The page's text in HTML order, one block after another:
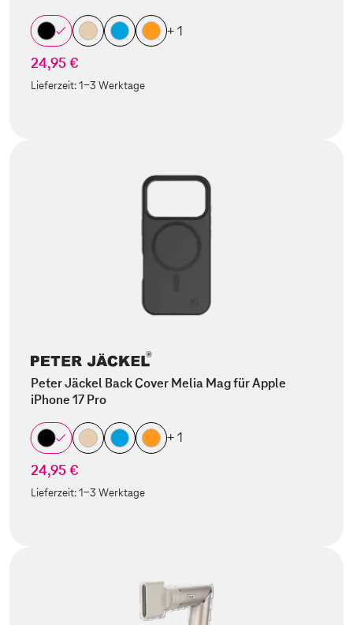
+ 1
24,95 €
Lieferzeit:1-3 Werktage
Peter Jäckel Back Cover Melia Mag für Apple
iPhone 17 Pro
+ 1
24,95 €
Lieferzeit:1-3 Werktage